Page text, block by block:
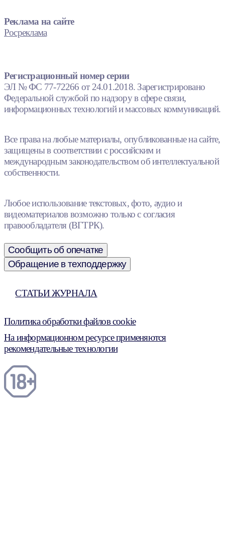
Реклама на сайте
Росреклама
Регистрационный номер серии
ЭЛ № ФС 77-72266 от 24.01.2018. Зарегистрировано
Федеральной службой по надзору в сфере связи,
информационных технологий и массовых коммуникаций.
Все права на любые материалы, опубликованные на сайте,
защищены в соответствии с российским и
международным законодательством об интеллектуальной
собственности.
Любое использование текстовых, фото, аудио и
видеоматериалов возможно только с согласия
правообладателя (ВГТРК).
Сообщить об опечатке
Обращение в техподдержку
СТАТЬИ ЖУРНАЛА
Политика обработки файлов cookie
На информационном ресурсе применяются
рекомендательные технологии